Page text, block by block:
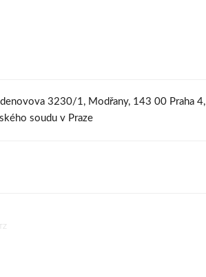
3230/1, Modřany, 143 00 Praha 4,
soudu v Praze